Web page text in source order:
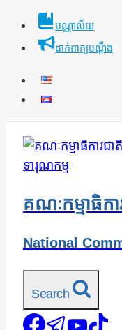
Skip
បណ្ណាល័យ
ដាក់ពាក្យបណ្ដឹង
គណៈកម្មាធិក
National
Search